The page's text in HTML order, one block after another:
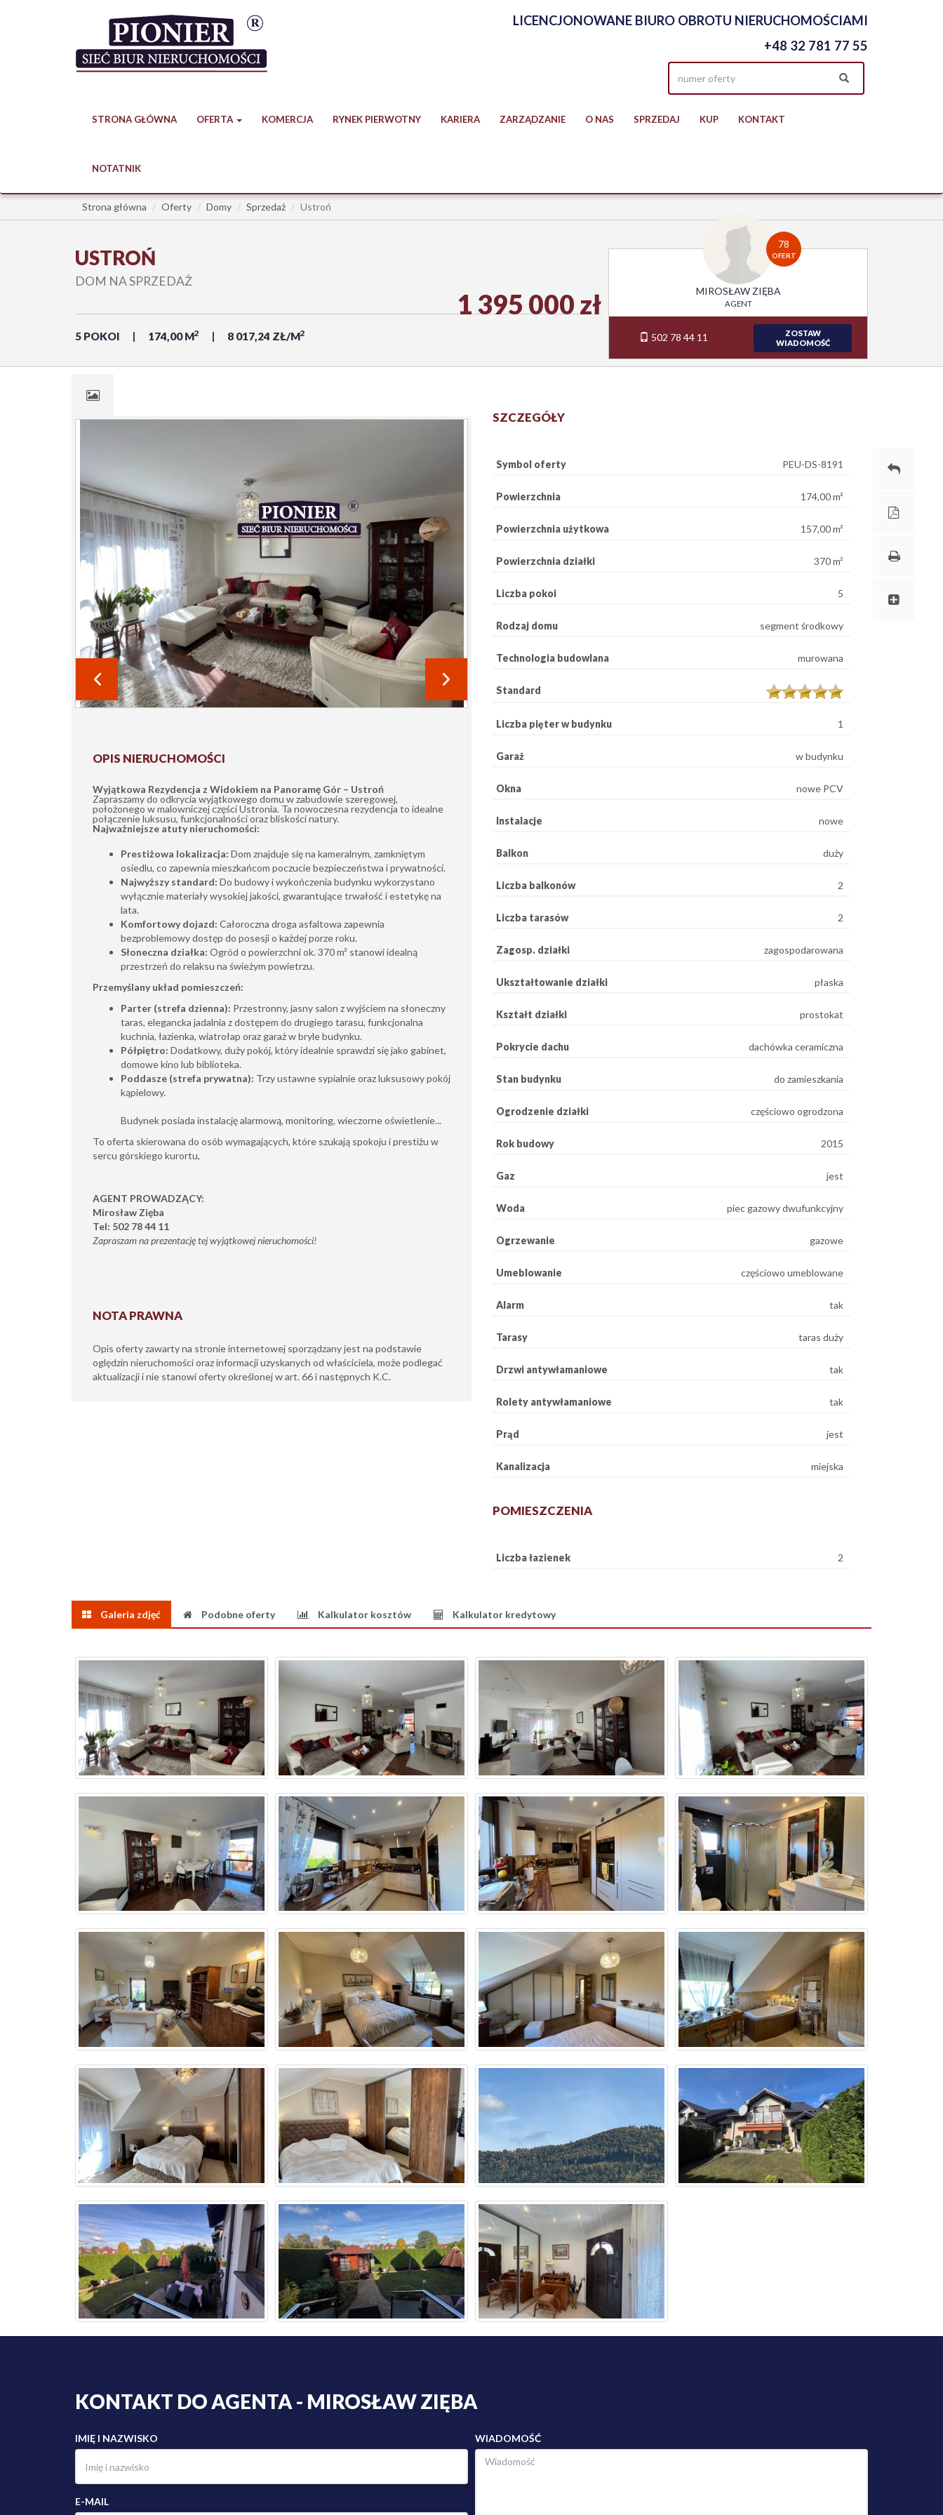
LICENCJONOWANE BIURO OBROTU NIERUCHOMOŚCIAMI
+48 32 781 77 55
STRONA GŁÓWNA OFERTA KOMERCJA RYNEK PIERWOTNY KARIERA ZARZĄDZANIE O NAS SPRZEDAJ KUP KONTAKT
NOTATNIK
Strona główna Oferty Domy Sprzedaż Ustroń
USTROŃ
DOM NA SPRZEDAŻ
5 POKOI 174,00 M2 8 017,24 ZŁ/M2
1 395 000 zł
78
OFERT
MIROSŁAW ZIĘBA
AGENT
502 78 44 11
ZOSTAW
WIADOMOŚĆ
OPIS NIERUCHOMOŚCI
Wyjątkowa Rezydencja z Widokiem na Panoramę Gór – Ustroń
Zapraszamy do odkrycia wyjątkowego domu w zabudowie szeregowej,
położonego w malowniczej części Ustronia. Ta nowoczesna rezydencja to idealne
połączenie luksusu, funkcjonalności oraz bliskości natury.
Najważniejsze atuty nieruchomości:
Prestiżowa lokalizacja: Dom znajduje się na kameralnym, zamkniętym
osiedlu, co zapewnia mieszkańcom poczucie bezpieczeństwa i prywatności.
Najwyższy standard: Do budowy i wykończenia budynku wykorzystano
wyłącznie materiały wysokiej jakości, gwarantujące trwałość i estetykę na
lata.
Komfortowy dojazd: Całoroczna droga asfaltowa zapewnia
bezproblemowy dostęp do posesji o każdej porze roku.
Słoneczna działka: Ogród o powierzchni ok. 370 m² stanowi idealną
przestrzeń do relaksu na świeżym powietrzu.
Przemyślany układ pomieszczeń:
Parter (strefa dzienna): Przestronny, jasny salon z wyjściem na słoneczny
taras, elegancka jadalnia z dostępem do drugiego tarasu, funkcjonalna
kuchnia, łazienka, wiatrołap oraz garaż w bryle budynku.
Półpiętro: Dodatkowy, duży pokój, który idealnie sprawdzi się jako gabinet,
domowe kino lub biblioteka.
Poddasze (strefa prywatna): Trzy ustawne sypialnie oraz luksusowy pokój
kąpielowy.
Budynek posiada instalację alarmową, monitoring, wieczorne oświetlenie...
To oferta skierowana do osób wymagających, które szukają spokoju i prestiżu w
sercu górskiego kurortu,
AGENT PROWADZĄCY:
Mirosław Zięba
Tel: 502 78 44 11
Zapraszam na prezentację tej wyjątkowej nieruchomości!
NOTA PRAWNA
Opis oferty zawarty na stronie internetowej sporządzany jest na podstawie
oględzin nieruchomości oraz informacji uzyskanych od właściciela, może podlegać
aktualizacji i nie stanowi oferty określonej w art. 66 i następnych K.C.
SZCZEGÓŁY
Symbol oferty PEU-DS-8191
Powierzchnia 174,00 m²
Powierzchnia użytkowa 157,00 m²
Powierzchnia działki 370 m²
Liczba pokoi 5
Rodzaj domu segment środkowy
Technologia budowlana murowana
Standard
Liczba pięter w budynku 1
Garaż w budynku
Okna nowe PCV
Instalacje nowe
Balkon duży
Liczba balkonów 2
Liczba tarasów 2
Zagosp. działki zagospodarowana
Ukształtowanie działki płaska
Kształt działki prostokat
Pokrycie dachu dachówka ceramiczna
Stan budynku do zamieszkania
Ogrodzenie działki częściowo ogrodzona
Rok budowy 2015
Gaz jest
Woda piec gazowy dwufunkcyjny
Ogrzewanie gazowe
Umeblowanie częściowo umeblowane
Alarm tak
Tarasy taras duży
Drzwi antywłamaniowe tak
Rolety antywłamaniowe tak
Prąd jest
Kanalizacja miejska
POMIESZCZENIA
Liczba łazienek 2
Galeria zdjęć Podobne oferty Kalkulator kosztów Kalkulator kredytowy
KONTAKT DO AGENTA - MIROSŁAW ZIĘBA
IMIĘ I NAZWISKO
E-MAIL
WIADOMOŚĆ